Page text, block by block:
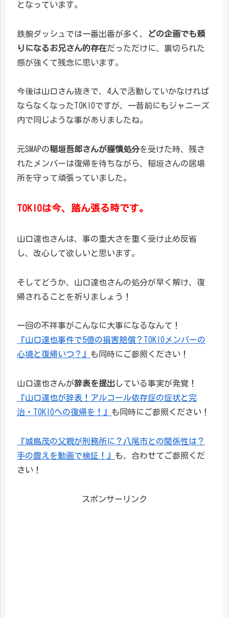
となっています。
鉄腕ダッシュでは一番出番が多く、
どの企画でも頼
りになるお兄さん的存在だっただけに、裏切られた
感が強くて残念に思います。
今後は山口さん抜きで、4人で活動していかなければ
ならなくなったTOKIOですが、一昔前にもジャニーズ
内で同じような事がありましたね。
元SMAPの稲垣吾郎さんが謹慎処分を受けた時、残さ
れたメンバーは復帰を待ちながら、稲垣さんの居場
所を守って頑張っていました。
TOKIOは今、踏ん張る時です。
山口達也さんは、事の重大さを重く受け止め反省
し、改心して欲しいと思います。
そしてどうか、山口達也さんの処分が早く解け、復
帰されることを祈りましょう！
一回の不祥事がこんなに大事になるなんて！
『山口達也事件で5億の損害賠償？TOKIOメンバーの
心境と復帰いつ？』 も同時にご参照ください！
山口達也さんが辞表を提出している事実が発覚！
『山口達也が辞表！アルコール依存症の症状と完
治・TOKIOへの復帰を！』 も同時にご参照ください！
『城島茂の父親が刑務所に？八尾市との関係性は？
手の震えを動画で検証！』 も、合わせてご参照くだ
さい！
スポンサーリンク